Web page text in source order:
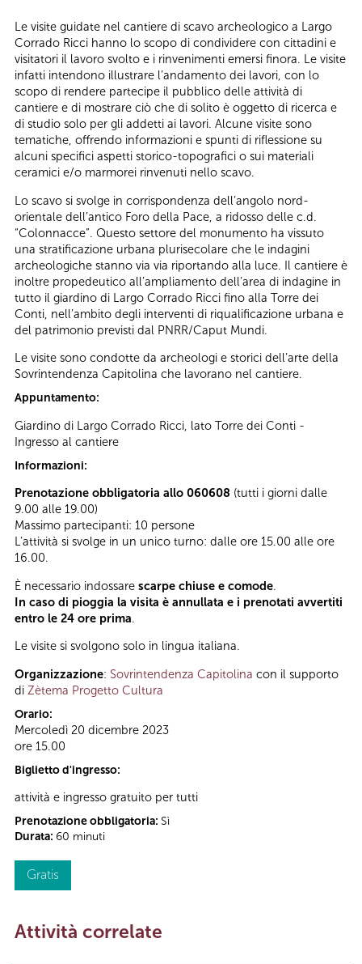
Le visite guidate nel cantiere di scavo archeologico a Largo
Corrado Ricci hanno lo scopo di condividere con cittadini e
visitatori il lavoro svolto e i rinvenimenti emersi finora. Le visite
infatti intendono illustrare l’andamento dei lavori, con lo
scopo di rendere partecipe il pubblico delle attività di
cantiere e di mostrare ciò che di solito è oggetto di ricerca e
di studio solo per gli addetti ai lavori. Alcune visite sono
tematiche, offrendo informazioni e spunti di riflessione su
alcuni specifici aspetti storico-topografici o sui materiali
ceramici e/o marmorei rinvenuti nello scavo.
Lo scavo si svolge in corrispondenza dell’angolo nord-
orientale dell’antico Foro della Pace, a ridosso delle c.d.
“Colonnacce”. Questo settore del monumento ha vissuto
una stratificazione urbana plurisecolare che le indagini
archeologiche stanno via via riportando alla luce. Il cantiere è
inoltre propedeutico all’ampliamento dell’area di indagine in
tutto il giardino di Largo Corrado Ricci fino alla Torre dei
Conti, nell’ambito degli interventi di riqualificazione urbana e
del patrimonio previsti dal PNRR/Caput Mundi.
Le visite sono condotte da archeologi e storici dell’arte della
Sovrintendenza Capitolina che lavorano nel cantiere.
Appuntamento:
Giardino di Largo Corrado Ricci, lato Torre dei Conti -
Ingresso al cantiere
Informazioni:
Prenotazione obbligatoria allo 060608 (tutti i giorni dalle
9.00 alle 19.00)
Massimo partecipanti: 10 persone
L’attività si svolge in un unico turno: dalle ore 15.00 alle ore
16.00.
È necessario indossare scarpe chiuse e comode.
In caso di pioggia la visita è annullata e i prenotati avvertiti
entro le 24 ore prima.
Le visite si svolgono solo in lingua italiana.
Organizzazione: Sovrintendenza Capitolina con il supporto
di Zètema Progetto Cultura
Orario:
Mercoledì 20 dicembre 2023
ore 15.00
Biglietto d'ingresso:
attività e ingresso gratuito per tutti
Prenotazione obbligatoria: Sì
Durata: 60 minuti
Gratis
Attività correlate